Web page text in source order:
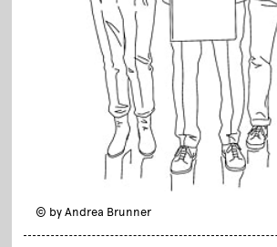
© by Andrea Brunner